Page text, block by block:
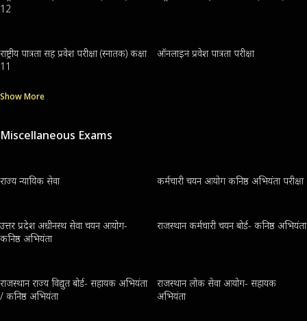
12
राष्ट्रीय पात्रता सह प्रवेश परीक्षा (स्नातक) कक्षा
11
ऑनलाइन प्रवेश पात्रता परीक्षा
Show More
Miscellaneous Exams
राज्य न्यायिक सेवा कर्मचारी चयन आयोग कनिष्ठ अभियंता परीक्षा
उत्तर प्रदेश अधीनस्थ सेवा चयन आयोग-
कनिष्ठ अभियंता
राजस्थान कर्मचारी चयन बोर्ड- कनिष्ठ अभियंता
राजस्थान राज्य विद्युत बोर्ड- सहायक अभियंता
/ कनिष्ठ अभियंता
राजस्थान लोक सेवा आयोग- सहायक
अभियंता